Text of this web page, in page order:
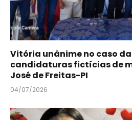
Vitória unânime no caso
candidaturas fictícias de
José de Freitas-PI
04/07/2026